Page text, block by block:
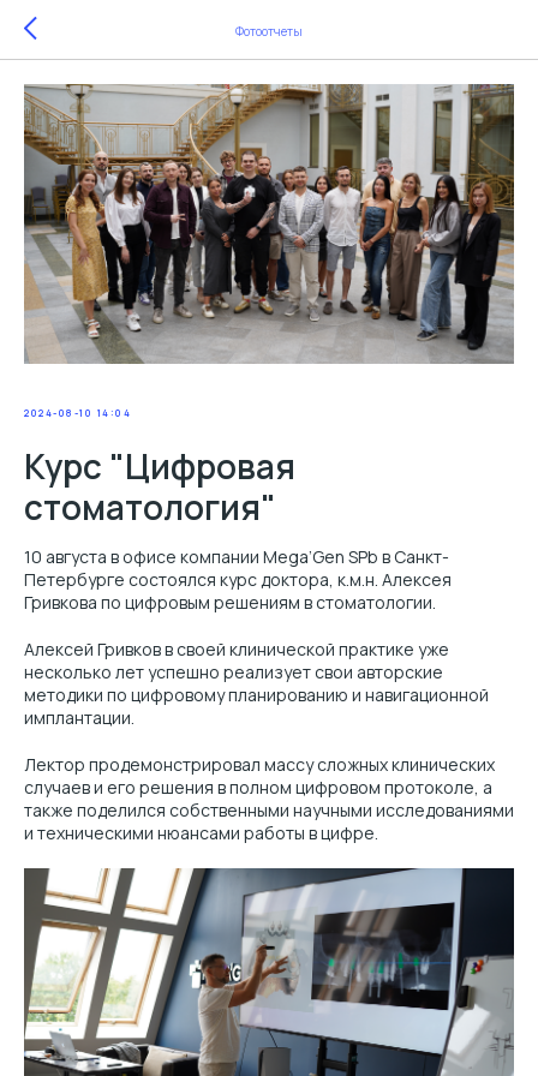
Фотоотчеты
2024-08-10 14:04
Курс "Цифровая
стоматология"
10 августа в офисе компании Mega’Gen SPb в Санкт-
Петербурге состоялся курс доктора, к.м.н. Алексея
Гривкова по цифровым решениям в стоматологии.
Алексей Гривков в своей клинической практике уже
несколько лет успешно реализует свои авторские
методики по цифровому планированию и навигационной
имплантации.
Лектор продемонстрировал массу сложных клинических
случаев и его решения в полном цифровом протоколе, а
также поделился собственными научными исследованиями
и техническими нюансами работы в цифре.